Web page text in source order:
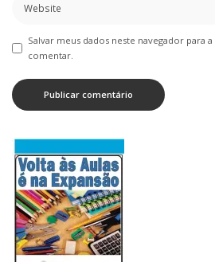
Salvar meus dados neste navegador para
comentar.